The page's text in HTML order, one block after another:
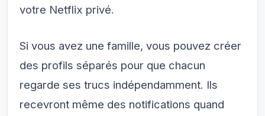
votre Netflix privé.
Si vous avez une famille, vous pouvez créer
des profils séparés pour que chacun
regarde ses trucs indépendamment. Ils
recevront même des notifications quand